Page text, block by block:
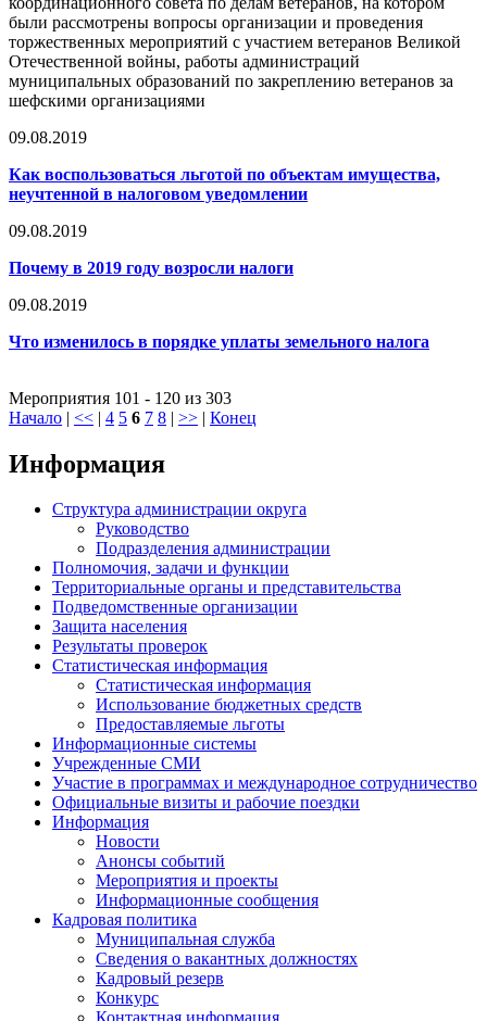
были рассмотрены вопросы организации и проведения
торжественных мероприятий с участием ветеранов Великой
Отечественной войны, работы администраций
муниципальных образований по закреплению ветеранов за
шефскими организациями
09.08.2019
Как воспользоваться льготой по объектам имущества,
неучтенной в налоговом уведомлении
09.08.2019
Почему в 2019 году возросли налоги
09.08.2019
Что изменилось в порядке уплаты земельного налога
Мероприятия 101 - 120 из 303
Начало | << | 4 5 6 7 8 | >> | Конец
Информация
Структура администрации округа
Руководство
Подразделения администрации
Полномочия, задачи и функции
Территориальные органы и представительства
Подведомственные организации
Защита населения
Результаты проверок
Статистическая информация
Статистическая информация
Использование бюджетных средств
Предоставляемые льготы
Информационные системы
Учрежденные СМИ
Участие в программах и международное сотрудничество
Официальные визиты и рабочие поездки
Информация
Новости
Анонсы событий
Мероприятия и проекты
Информационные сообщения
Кадровая политика
Муниципальная служба
Сведения о вакантных должностях
Кадровый резерв
Конкурс